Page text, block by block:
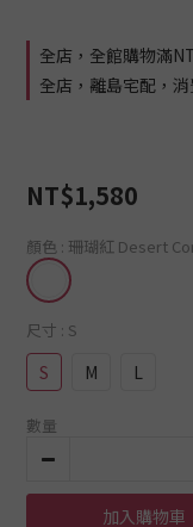
全店，全館購物滿
全店，離島宅配，
NT$1,580
顏色 : 珊瑚紅 Desert
尺寸 : S
S M L
數量
加入購物車